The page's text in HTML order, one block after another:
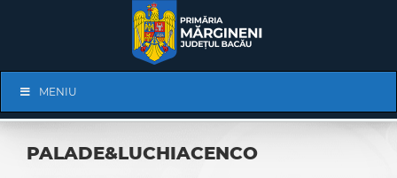
Navigation
MENIU
PALADE&LUCHIACENCO